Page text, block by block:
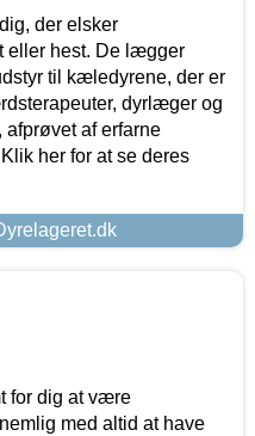
der elsker
eller hest. De lægger
til kæledyrene, der er
dyrlæger og
afprøvet af erfarne
her for at se deres
for dig at være
med altid at have